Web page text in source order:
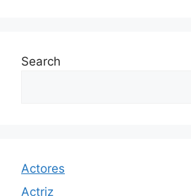
Search
Actores
Actriz